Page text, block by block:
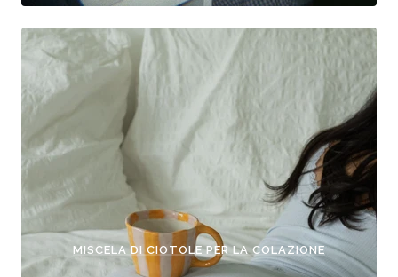
MISCELA DI CIOTOLE PER LA COLAZIONE